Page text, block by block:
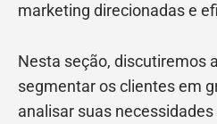
marketing direcionadas e
Nesta seção, discutiremos
segmentar os clientes em
analisar suas